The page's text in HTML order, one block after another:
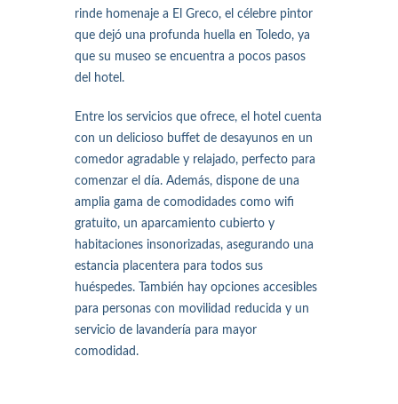
rinde homenaje a El Greco, el célebre pintor
que dejó una profunda huella en Toledo, ya
que su museo se encuentra a pocos pasos
del hotel.
Entre los servicios que ofrece, el hotel cuenta
con un delicioso buffet de desayunos en un
comedor agradable y relajado, perfecto para
comenzar el día. Además, dispone de una
amplia gama de comodidades como wifi
gratuito, un aparcamiento cubierto y
habitaciones insonorizadas, asegurando una
estancia placentera para todos sus
huéspedes. También hay opciones accesibles
para personas con movilidad reducida y un
servicio de lavandería para mayor
comodidad.